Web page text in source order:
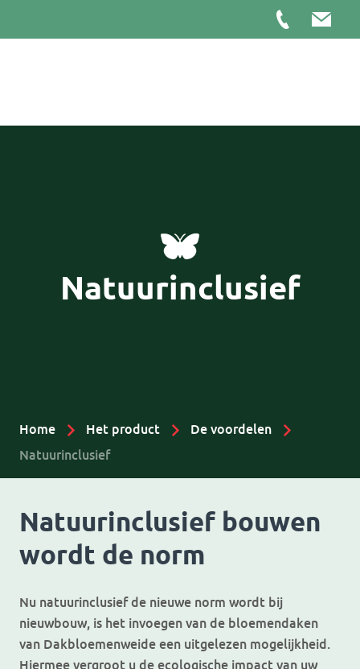
Natuurinclusief
Home Het product
De voordelen
Natuurinclusief
Natuurinclusief bouwen
wordt de norm
Nu natuurinclusief de nieuwe norm wordt bij
nieuwbouw, is het invoegen van de bloemendaken
van Dakbloemenweide een uitgelezen mogelijkheid.
Hiermee vergroot u de ecologische impact van uw